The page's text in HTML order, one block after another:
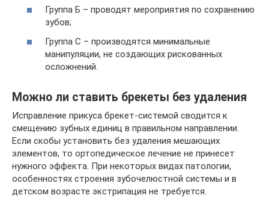
Группа Б – проводят мероприятия по сохранению
зубов;
Группа С – производятся минимальные
манипуляции, не создающих рискованных
осложнений.
Можно ли ставить брекеты без удаления
Исправление прикуса брекет-системой сводится к
смещению зубных единиц в правильном направлении.
Если скобы установить без удаления мешающих
элементов, то ортопедическое лечение не принесет
нужного эффекта. При некоторых видах патологии,
особенностях строения зубочелюстной системы и в
детском возрасте экстрипация не требуется.